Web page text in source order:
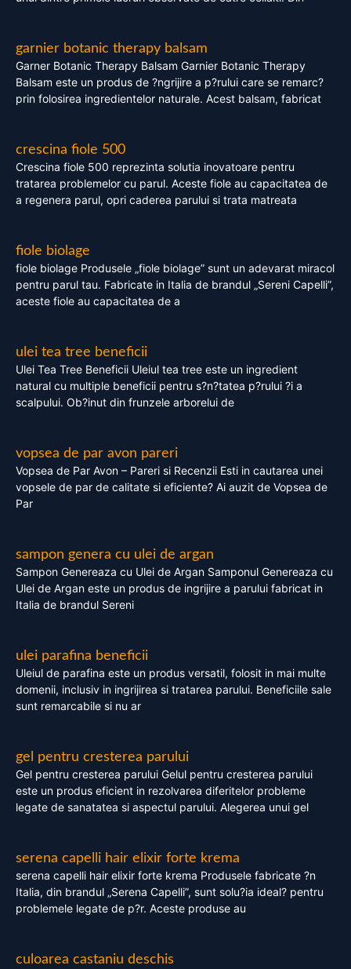
garnier botanic therapy balsam
Garner Botanic Therapy Balsam Garnier Botanic Therapy
Balsam este un produs de ?ngrijire a p?rului care se remarc?
prin folosirea ingredientelor naturale. Acest balsam, fabricat
crescina fiole 500
Crescina fiole 500 reprezinta solutia inovatoare pentru
tratarea problemelor cu parul. Aceste fiole au capacitatea de
a regenera parul, opri caderea parului si trata matreata
fiole biolage
fiole biolage Produsele „fiole biolage” sunt un adevarat miracol
pentru parul tau. Fabricate in Italia de brandul „Sereni Capelli”,
aceste fiole au capacitatea de a
ulei tea tree beneficii
Ulei Tea Tree Beneficii Uleiul tea tree este un ingredient
natural cu multiple beneficii pentru s?n?tatea p?rului ?i a
scalpului. Ob?inut din frunzele arborelui de
vopsea de par avon pareri
Vopsea de Par Avon – Pareri si Recenzii Esti in cautarea unei
vopsele de par de calitate si eficiente? Ai auzit de Vopsea de
Par
sampon genera cu ulei de argan
Sampon Genereaza cu Ulei de Argan Samponul Genereaza cu
Ulei de Argan este un produs de ingrijire a parului fabricat in
Italia de brandul Sereni
ulei parafina beneficii
Uleiul de parafina este un produs versatil, folosit in mai multe
domenii, inclusiv in ingrijirea si tratarea parului. Beneficiile sale
sunt remarcabile si nu ar
gel pentru cresterea parului
Gel pentru cresterea parului Gelul pentru cresterea parului
este un produs eficient in rezolvarea diferitelor probleme
legate de sanatatea si aspectul parului. Alegerea unui gel
serena capelli hair elixir forte krema
serena capelli hair elixir forte krema Produsele fabricate ?n
Italia, din brandul „Serena Capelli”, sunt solu?ia ideal? pentru
problemele legate de p?r. Aceste produse au
culoarea castaniu deschis